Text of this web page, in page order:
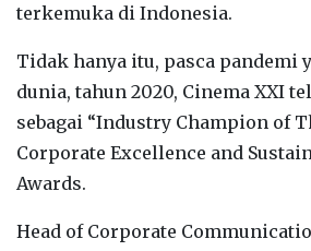
terkemuka di Indonesia.
Tidak hanya itu, pasca pandemi
dunia, tahun 2020, Cinema XXI
sebagai “Industry Champion of
Corporate Excellence and
Awards.
Head of Corporate